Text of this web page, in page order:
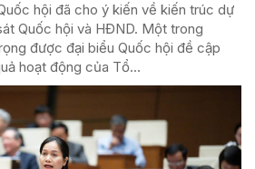
hội đã cho ý kiến về kiến trúc dự
Quốc hội và HĐND. Một trong
được đại biểu Quốc hội đề cập
hoạt động của Tổ...